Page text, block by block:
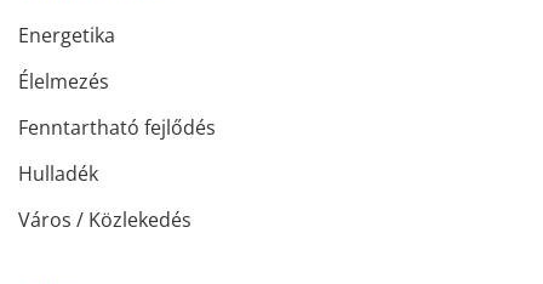
Energetika
Élelmezés
Fenntartható fejlődés
Hulladék
Város / Közlekedés